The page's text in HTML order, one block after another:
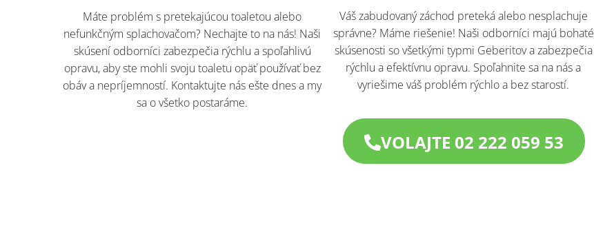
Máte problém s pretekajúcou toaletou alebo
nefunkčným splachovačom? Nechajte to na nás! Naši
skúsení odborníci zabezpečia rýchlu a spoľahlivú
opravu, aby ste mohli svoju toaletu opäť používať bez
obáv a nepríjemností. Kontaktujte nás ešte dnes a my
sa o všetko postaráme.
Váš zabudovaný záchod preteká alebo nesplachuje
správne? Máme riešenie! Naši odborníci majú bohaté
skúsenosti so všetkými typmi Geberitov a zabezpečia
rýchlu a efektívnu opravu. Spoľahnite sa na nás a
vyriešime váš problém rýchlo a bez starostí.
VOLAJTE 02 222 059 53